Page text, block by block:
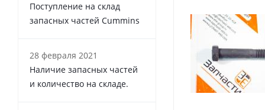
Поступление на склад
запасных частей Cummins
28 февраля 2021
Наличие запасных частей
и количество на складе.